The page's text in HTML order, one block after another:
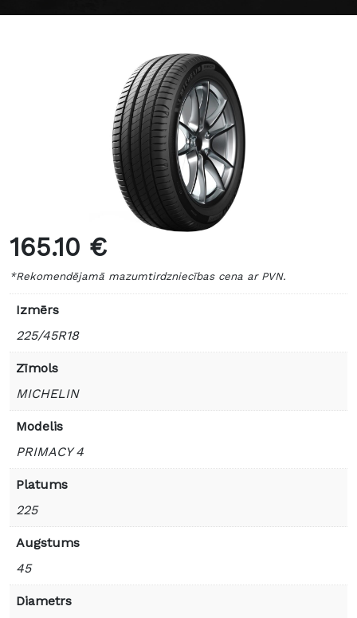
165.10 €
*Rekomendējamā mazumtirdzniecības cena ar PVN.
Izmērs
225/45R18
Zīmols
MICHELIN
Modelis
PRIMACY 4
Platums
225
Augstums
45
Diametrs